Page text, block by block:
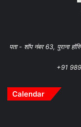
पता - शॉप नंबर 63, पुराना
+91
Calendar